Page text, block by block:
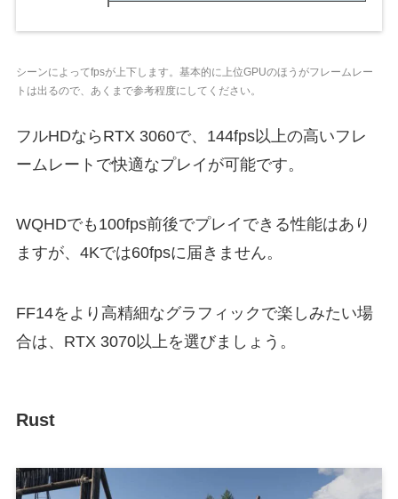
シーンによってfpsが上下します。基本的に上位GPUのほうがフレームレー
トは出るので、あくまで参考程度にしてください。
フルHDならRTX 3060で、144fps以上の高いフレ
ームレートで快適なプレイが可能です。
WQHDでも100fps前後でプレイできる性能はあり
ますが、4Kでは60fpsに届きません。
FF14をより高精細なグラフィックで楽しみたい場
合は、RTX 3070以上を選びましょう。
Rust